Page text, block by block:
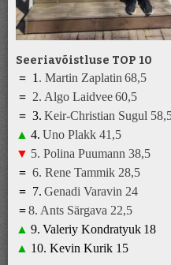
Seeriavõistluse TOP 10
= 1 . Martin Zaplatin 68,5
= 2. Algo Laidvee60,5
= 3. Keir-Christian Sugul 5
▲ 4. Uno Plakk 41 ,5
▼ 5. Polina Puumann 38,5
= 6. Rene Tammik 28,5
= 7. Genadi Varavin 24
=8. Ants Särgava 22,5
▲ 9. Valeriy Kondratyuk 18
▲ 10. Kevin Kurik 1 5